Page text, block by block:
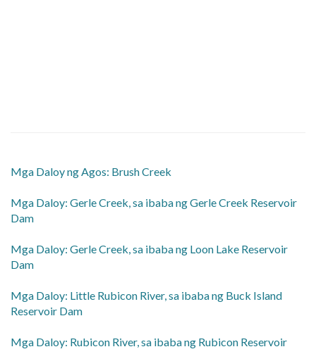
Mga Daloy ng Agos: Brush Creek
​Mga Daloy: Gerle Creek, sa ibaba ng Gerle Creek Reservoir
Dam
​Mga Daloy: Gerle Creek, sa ibaba ng Loon Lake Reservoir
Dam
​Mga Daloy: Little Rubicon River, sa ibaba ng Buck Island
Reservoir Dam
​Mga Daloy: Rubicon River, sa ibaba ng Rubicon Reservoir